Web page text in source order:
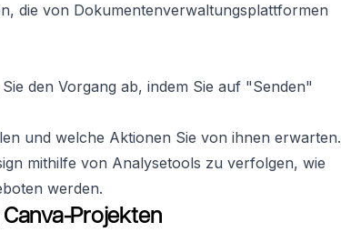
die von Dokumentenverwaltungsplattformen
den Vorgang ab, indem Sie auf "Senden"
und welche Aktionen Sie von ihnen erwarten.
mithilfe von Analysetools zu verfolgen, wie
werden.
Projekten